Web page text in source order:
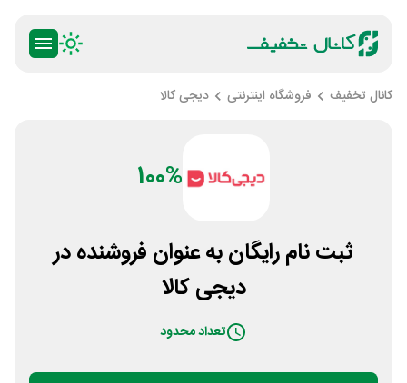
کانال تخفیف فروشگاه اینترنتی دیجی کالا
100%
ثبت نام رایگان به عنوان فروشنده در
دیجی کالا
تعداد محدود